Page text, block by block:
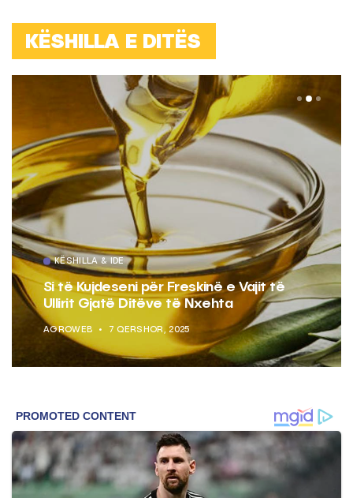
KËSHILLA E DITËS
KËSHILLA & IDE
Si të Kujdeseni për Freskinë e Vajit të
Ullirit Gjatë Ditëve të Nxehta
AGROWEB 7 QERSHOR, 2025